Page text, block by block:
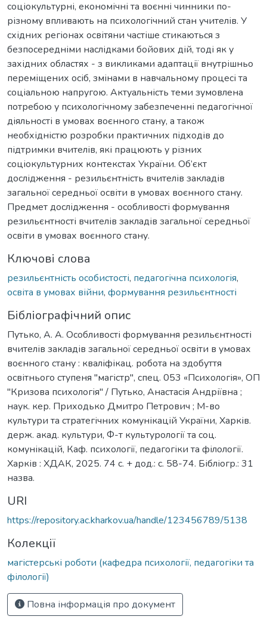
соціокультурні, економічні та воєнні чинники по-
різному впливають на психологічний стан учителів. У
східних регіонах освітяни частіше стикаються з
безпосередніми наслідками бойових дій, тоді як у
західних областях - з викликами адаптації внутрішньо
переміщених осіб, змінами в навчальному процесі та
соціальною напругою. Актуальність теми зумовлена
потребою у психологічному забезпеченні педагогічної
діяльності в умовах воєнного стану, а також
необхідністю розробки практичних підходів до
підтримки вчителів, які працюють у різних
соціокультурних контекстах України. Об’єкт
дослідження - резильєнтність вчителів закладів
загальної середньої освіти в умовах воєнного стану.
Предмет дослідження - особливості формування
резильєнтності вчителів закладів загальної середньої
освіти в умовах воєнного стану.
Ключові слова
резильєнтність особистості, педагогічна психологія,
освіта в умовах війни, формування резильєнтності
Бібліографічний опис
Путько, А. А. Особливості формування резильєнтності
вчителів закладів загальної середньої освіти в умовах
воєнного стану : кваліфікац. робота на здобуття
освітнього ступеня "магістр", спец. 053 «Психологія», ОП
"Кризова психологія" / Путько, Анастасія Андріївна ;
наук. кер. Приходько Дмитро Петрович ; М-во
культури та стратегічних комунікацій України, Харків.
держ. акад. культури, Ф-т культурології та соц.
комунікацій, Каф. психології, педагогіки та філології.
Харків : ХДАК, 2025. 74 с. + дод.: с. 58-74. Бібліогр.: 31
назва.
URI
https://repository.ac.kharkov.ua/handle/123456789/5138
Колекції
магістерські роботи (кафедра психології, педагогіки та
філології)
Повна інформація про документ